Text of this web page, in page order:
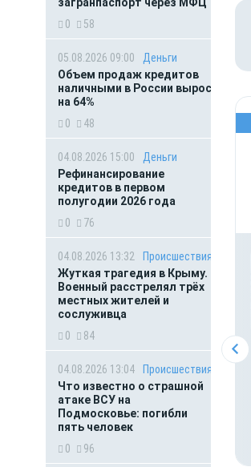
0
58
05.08.2026 09:00
Деньги
Объем продаж кредитов
наличными в России вырос
на 64%
0
48
04.08.2026 15:00
Деньги
Рефинансирование
кредитов в первом
полугодии 2026 года
0
76
04.08.2026 13:32
Происшествия
Жуткая трагедия в Крыму.
Военный расстрелял трёх
местных жителей и
сослуживца
0
84
04.08.2026 13:04
Происшествия
Что известно о страшной
атаке ВСУ на
Подмосковье: погибли
пять человек
0
96